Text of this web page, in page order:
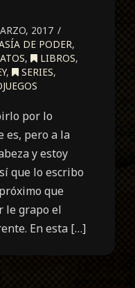
2017
DE PODER,
, LIBROS,
, SERIES,
por lo
es, pero a la
y estoy
que lo escribo
que
le grapo el
En esta […]